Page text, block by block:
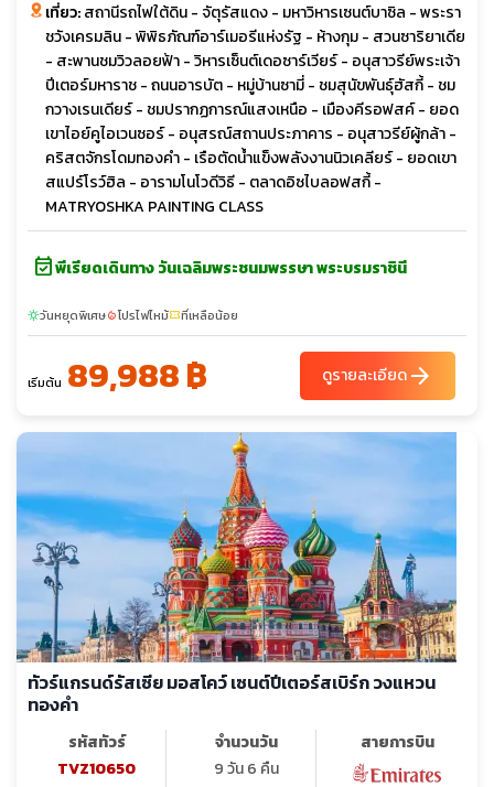
เที่ยว:สถานีรถไฟใต้ดิน - จัตุรัสแดง - มหาวิหารเซนต์บาซิล - พระรา
ชวังเครมลิน - พิพิธภัณฑ์อาร์เมอรีแห่งรัฐ - ห้างกุม - สวนซาริยาเดีย
- สะพานชมวิวลอยฟ้า - วิหารเซ็นต์เดอซาร์เวียร์ - อนุสาวรีย์พระเจ้า
ปีเตอร์มหาราช - ถนนอารบัต - หมู่บ้านซามี่ - ชมสุนัขพันธุ์ฮัสกี้ - ชม
กวางเรนเดียร์ - ชมปรากฏการณ์แสงเหนือ - เมืองคีรอฟสค์ - ยอด
เขาไอย์คูไอเวนซอร์ - อนุสรณ์สถานประภาคาร - อนุสาวรีย์ผู้กล้า -
คริสตจักรโดมทองคำ - เรือตัดน้ำแข็งพลังงานนิวเคลียร์ - ยอดเขา
สแปร์โรว์ฮิล - อารามโนโวดีวิธี - ตลาดอิซไบลอฟสกี้ -
MATRYOSHKA PAINTING CLASS
event_availableพีเรียดเดินทาง วันเฉลิมพระชนมพรรษา พระบรมราชินี
sunnyวันหยุดพิเศษlocal_fire_departmentโปรไฟไหม้confirmation_numberที่เหลือน้อย
เริ่มต้น 89,988 ฿ ดูรายละเอียดarrow_forward
ทัวร์แกรนด์รัสเซีย มอสโคว์ เซนต์ปีเตอร์สเบิร์ก วงแหวน
ทองคำ
รหัสทัวร์
TVZ10650
จำนวนวัน
9 วัน 6 คืน
สายการบิน